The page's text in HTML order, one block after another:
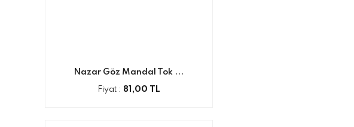
Nazar Göz Mandal Tok ...
Fiyat : 81,00 TL